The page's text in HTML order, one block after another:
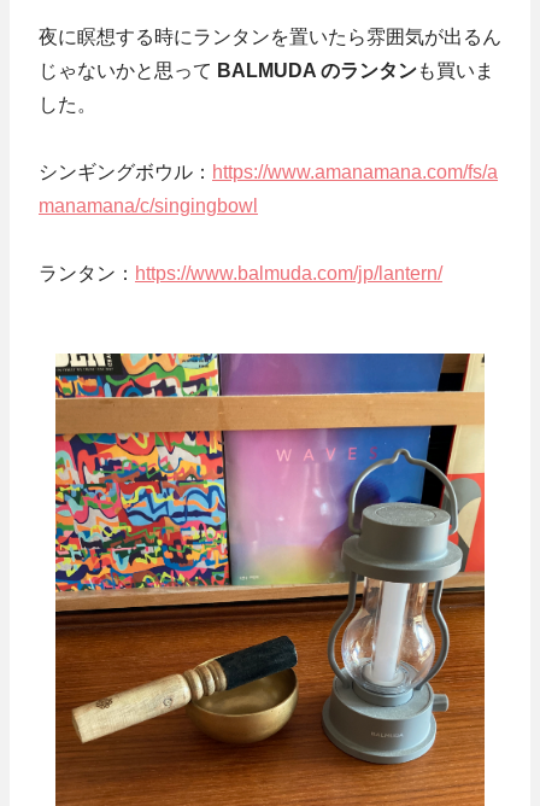
夜に瞑想する時にランタンを置いたら雰囲気が出るん
じゃないかと思って BALMUDA のランタンも買いま
した。
シンギングボウル： https://www.amanamana.com/fs/a
manamana/c/singingbowl
ランタン： https://www.balmuda.com/jp/lantern/